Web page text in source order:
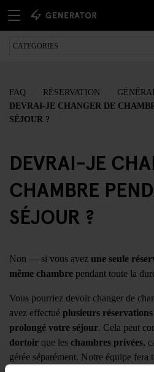
FAQ RÉSERVATION
DEVRAI-JE CHANGER DE
SÉJOUR ?
DEVRAI-JE
CHAMBRE
SÉJOUR ?
Non — si vous avez une seule
même chambre pendant toute la
Vous pourriez devoir changer de
avez effectué plusieurs
prolongé votre séjour. Cela peut
dortoir que les chambres privées,
gérée séparément. Notre équipe